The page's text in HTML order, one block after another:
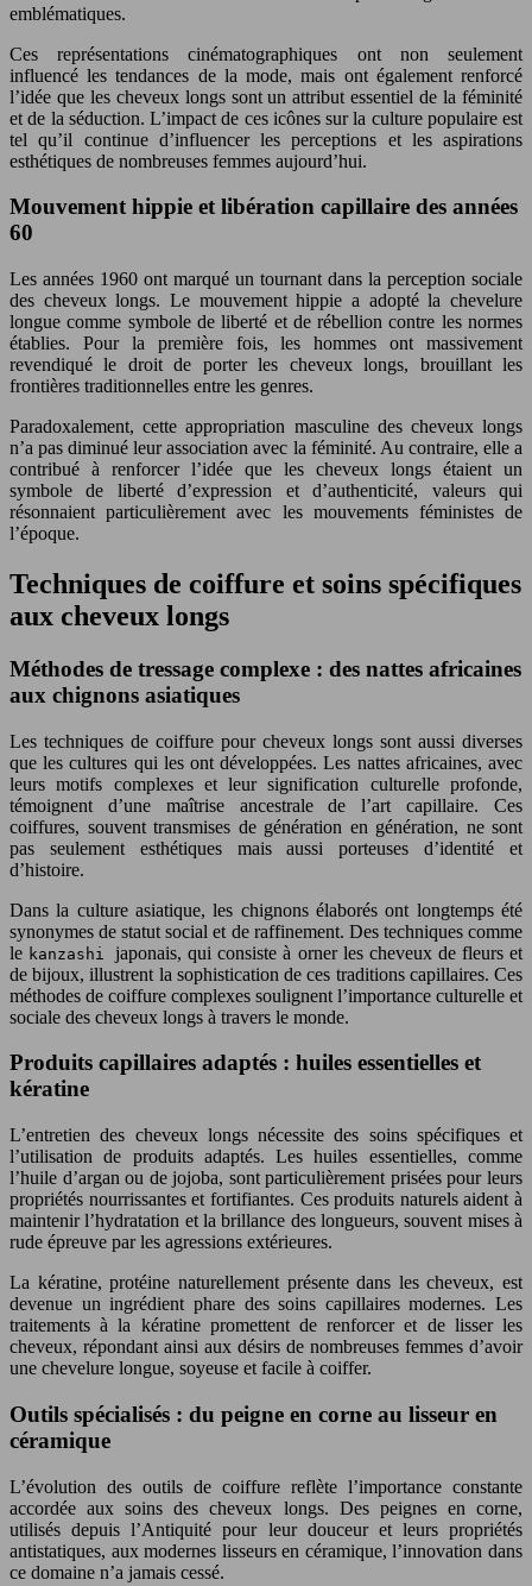
emblématiques.
Ces représentations cinématographiques ont non seulement
influencé les tendances de la mode, mais ont également renforcé
l’idée que les cheveux longs sont un attribut essentiel de la féminité
et de la séduction. L’impact de ces icônes sur la culture populaire est
tel qu’il continue d’influencer les perceptions et les aspirations
esthétiques de nombreuses femmes aujourd’hui.
Mouvement hippie et libération capillaire des années
60
Les années 1960 ont marqué un tournant dans la perception sociale
des cheveux longs. Le mouvement hippie a adopté la chevelure
longue comme symbole de liberté et de rébellion contre les normes
établies. Pour la première fois, les hommes ont massivement
revendiqué le droit de porter les cheveux longs, brouillant les
frontières traditionnelles entre les genres.
Paradoxalement, cette appropriation masculine des cheveux longs
n’a pas diminué leur association avec la féminité. Au contraire, elle a
contribué à renforcer l’idée que les cheveux longs étaient un
symbole de liberté d’expression et d’authenticité, valeurs qui
résonnaient particulièrement avec les mouvements féministes de
l’époque.
Techniques de coiffure et soins spécifiques
aux cheveux longs
Méthodes de tressage complexe : des nattes africaines
aux chignons asiatiques
Les techniques de coiffure pour cheveux longs sont aussi diverses
que les cultures qui les ont développées. Les nattes africaines, avec
leurs motifs complexes et leur signification culturelle profonde,
témoignent d’une maîtrise ancestrale de l’art capillaire. Ces
coiffures, souvent transmises de génération en génération, ne sont
pas seulement esthétiques mais aussi porteuses d’identité et
d’histoire.
Dans la culture asiatique, les chignons élaborés ont longtemps été
synonymes de statut social et de raffinement. Des techniques comme
le kanzashijaponais, qui consiste à orner les cheveux de fleurs et
de bijoux, illustrent la sophistication de ces traditions capillaires. Ces
méthodes de coiffure complexes soulignent l’importance culturelle et
sociale des cheveux longs à travers le monde.
Produits capillaires adaptés : huiles essentielles et
kératine
L’entretien des cheveux longs nécessite des soins spécifiques et
l’utilisation de produits adaptés. Les huiles essentielles, comme
l’huile d’argan ou de jojoba, sont particulièrement prisées pour leurs
propriétés nourrissantes et fortifiantes. Ces produits naturels aident à
maintenir l’hydratation et la brillance des longueurs, souvent mises à
rude épreuve par les agressions extérieures.
La kératine, protéine naturellement présente dans les cheveux, est
devenue un ingrédient phare des soins capillaires modernes. Les
traitements à la kératine promettent de renforcer et de lisser les
cheveux, répondant ainsi aux désirs de nombreuses femmes d’avoir
une chevelure longue, soyeuse et facile à coiffer.
Outils spécialisés : du peigne en corne au lisseur en
céramique
L’évolution des outils de coiffure reflète l’importance constante
accordée aux soins des cheveux longs. Des peignes en corne,
utilisés depuis l’Antiquité pour leur douceur et leurs propriétés
antistatiques, aux modernes lisseurs en céramique, l’innovation dans
ce domaine n’a jamais cessé.